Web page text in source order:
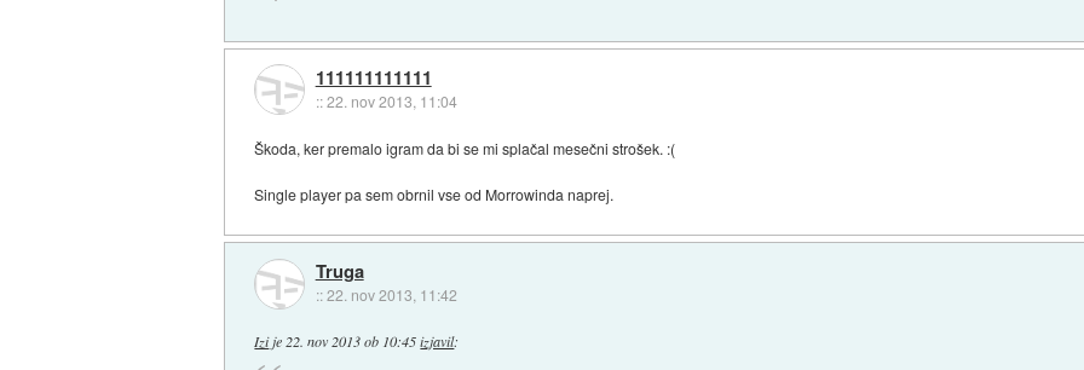
111111111111
::22. nov 2013, 11:04
Škoda, ker premalo igram da bi se mi splačal mesečni strošek. :(
Single player pa sem obrnil vse od Morrowinda naprej.
Truga
::22. nov 2013, 11:42
Izije 22. nov 2013 ob 10:45 izjavil: